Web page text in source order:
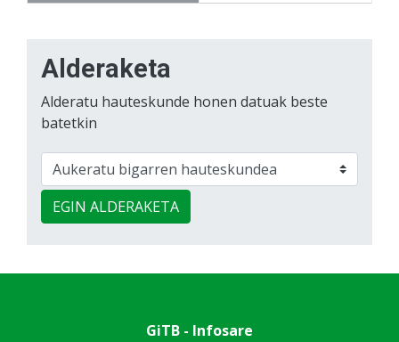
Alderaketa
Alderatu hauteskunde honen datuak beste
batetkin
EGIN ALDERAKETA
GiTB - Infosare